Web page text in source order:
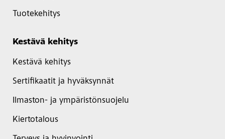
Tuotekehitys
Kestävä kehitys
Kestävä kehitys
Sertifikaatit ja hyväksynnät
Ilmaston- ja ympäristönsuojelu
Kiertotalous